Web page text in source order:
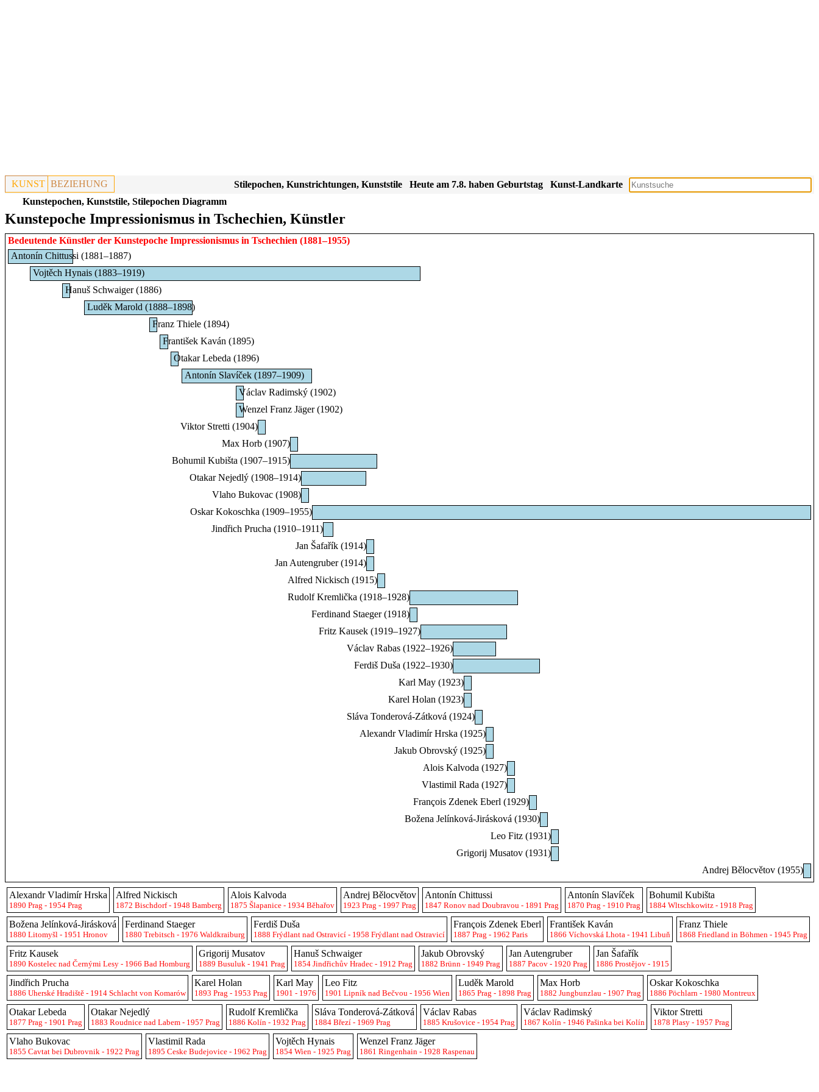
KUNST BEZIEHUNG Kunst-Landkarte
Heute am 7.8. haben Geburtstag
Stilepochen, Kunstrichtungen, Kunststile
Kunstepochen, Kunststile, Stilepochen Diagramm
Kunstepoche Impressionismus in Tschechien, Künstler
Bedeutende Künstler der Kunstepoche Impressionismus in Tschechien (1881–1955)
Antonín Chittussi (1881–1887)
Vojtěch Hynais (1883–1919)
Hanuš Schwaiger (1886)
Luděk Marold (1888–1898)
Franz Thiele (1894)
František Kaván (1895)
Otakar Lebeda (1896)
Antonín Slavíček (1897–1909)
Václav Radimský (1902)
Wenzel Franz Jäger (1902)
Viktor Stretti (1904)
Max Horb (1907)
Bohumil Kubišta (1907–1915)
Otakar Nejedlý (1908–1914)
Vlaho Bukovac (1908)
Oskar Kokoschka (1909–1955)
Jindřich Prucha (1910–1911)
Jan Šafařík (1914)
Jan Autengruber (1914)
Alfred Nickisch (1915)
Rudolf Kremlička (1918–1928)
Ferdinand Staeger (1918)
Fritz Kausek (1919–1927)
Václav Rabas (1922–1926)
Ferdiš Duša (1922–1930)
Karl May (1923)
Karel Holan (1923)
Sláva Tonderová-Zátková (1924)
Alexandr Vladimír Hrska (1925)
Jakub Obrovský (1925)
Alois Kalvoda (1927)
Vlastimil Rada (1927)
François Zdenek Eberl (1929)
Božena Jelínková-Jirásková (1930)
Leo Fitz (1931)
Grigorij Musatov (1931)
Andrej Bělocvětov (1955)
Alexandr Vladimír Hrska
1890 Prag - 1954 Prag
Alfred Nickisch
1872 Bischdorf - 1948 Bamberg
Alois Kalvoda
1875 Šlapanice - 1934 Běhařov
Andrej Bělocvětov
1923 Prag - 1997 Prag
Antonín Chittussi
1847 Ronov nad Doubravou - 1891 Prag
Antonín Slavíček
1870 Prag - 1910 Prag
Bohumil Kubišta
1884 Wltschkowitz - 1918 Prag
Božena Jelínková-Jirásková
1880 Litomyšl - 1951 Hronov
Ferdinand Staeger
1880 Trebitsch - 1976 Waldkraiburg
Ferdiš Duša
1888 Frýdlant nad Ostravicí - 1958 Frýdlant nad Ostravicí
François Zdenek Eberl
1887 Prag - 1962 Paris
František Kaván
1866 Víchovská Lhota - 1941 Libuň
Franz Thiele
1868 Friedland in Böhmen - 1945 Prag
Fritz Kausek
1890 Kostelec nad Černými Lesy - 1966 Bad Homburg
Grigorij Musatov
1889 Busuluk - 1941 Prag
Hanuš Schwaiger
1854 Jindřichův Hradec - 1912 Prag
Jakub Obrovský
1882 Brünn - 1949 Prag
Jan Autengruber
1887 Pacov - 1920 Prag
Jan Šafařík
1886 Prostějov - 1915
Jindřich Prucha
1886 Uherské Hradiště - 1914 Schlacht von Komarów
Karel Holan
1893 Prag - 1953 Prag
Karl May
1901 - 1976
Leo Fitz
1901 Lipník nad Bečvou - 1956 Wien
Luděk Marold
1865 Prag - 1898 Prag
Max Horb
1882 Jungbunzlau - 1907 Prag
Oskar Kokoschka
1886 Pöchlarn - 1980 Montreux
Otakar Lebeda
1877 Prag - 1901 Prag
Otakar Nejedlý
1883 Roudnice nad Labem - 1957 Prag
Rudolf Kremlička
1886 Kolín - 1932 Prag
Sláva Tonderová-Zátková
1884 Březí - 1969 Prag
Václav Rabas
1885 Krušovice - 1954 Prag
Václav Radimský
1867 Kolín - 1946 Pašinka bei Kolín
Viktor Stretti
1878 Plasy - 1957 Prag
Vlaho Bukovac
1855 Cavtat bei Dubrovnik - 1922 Prag
Vlastimil Rada
1895 Ceske Budejovice - 1962 Prag
Vojtěch Hynais
1854 Wien - 1925 Prag
Wenzel Franz Jäger
1861 Ringenhain - 1928 Raspenau